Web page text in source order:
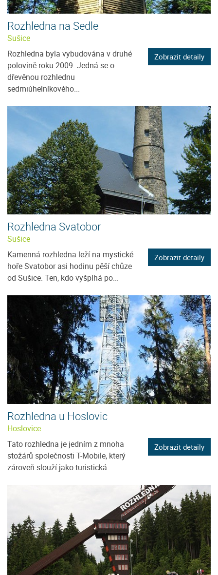
Rozhledna na Sedle
Sušice
Rozhledna byla vybudována v druhé
polovině roku 2009. Jedná se o
dřevěnou rozhlednu
sedmiúhelníkového...
Zobrazit detaily
Rozhledna Svatobor
Sušice
Kamenná rozhledna leží na mystické
hoře Svatobor asi hodinu pěší chůze
od Sušice. Ten, kdo vyšplhá po...
Zobrazit detaily
Rozhledna u Hoslovic
Hoslovice
Tato rozhledna je jedním z mnoha
stožárů společnosti T-Mobile, který
zároveň slouží jako turistická...
Zobrazit detaily